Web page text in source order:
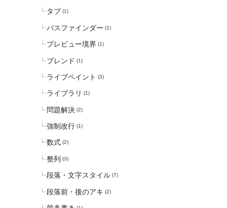
タブ (1)
パスファインダー (1)
プレビュー境界 (1)
ブレンド (1)
ライブペイント (3)
ライブラリ (1)
問題解決 (2)
強制改行 (1)
数式 (2)
整列 (3)
段落・文字スタイル (7)
段落前・後のアキ (2)